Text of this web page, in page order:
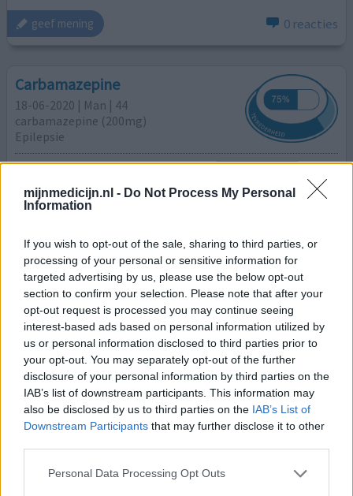
mijnmedicijn.nl - Do Not Process My Personal
Information
If you wish to opt-out of the sale, sharing to third parties, or
processing of your personal or sensitive information for
targeted advertising by us, please use the below opt-out
section to confirm your selection. Please note that after your
opt-out request is processed you may continue seeing
interest-based ads based on personal information utilized by
us or personal information disclosed to third parties prior to
your opt-out. You may separately opt-out of the further
disclosure of your personal information by third parties on the
IAB’s list of downstream participants. This information may
also be disclosed by us to third parties on the IAB’s List of
Downstream Participants that may further disclose it to other
Personal Data Processing Opt Outs
geef mening 0 reacties
Carbamazepine
18-06-2020 | Man | 44
carbamazepine (200mg)
Epilepsie
Effectiviteit
Hoeveelheid bijwerkingen
overgestapt naar lamboligine of zoiets. Dat viel zo
verkeerd en ben weer terug gegaan naar carbazipine.
Geen bijwerking oi.
geef mening 0 reacties
Carbamazepine
19-11-2019 | Man | 58
carbamazepine (400mg)
Epilepsie
Hoeveelheid bijwerkingen